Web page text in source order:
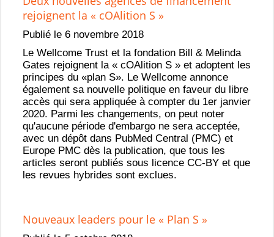
rejoignent la « cOAlition S »
Publié le 6 novembre 2018
Le Wellcome Trust et la fondation Bill & Melinda
Gates rejoignent la « cOAlition S » et adoptent les
principes du «plan S». Le Wellcome annonce
également sa nouvelle politique en faveur du libre
accès qui sera appliquée à compter du 1er janvier
2020. Parmi les changements, on peut noter
qu'aucune période d'embargo ne sera acceptée,
avec un dépôt dans PubMed Central (PMC) et
Europe PMC dès la publication, que tous les
articles seront publiés sous licence CC-BY et que
les revues hybrides sont exclues.
Nouveaux leaders pour le « Plan S »